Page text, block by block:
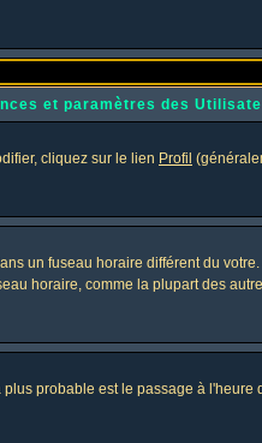
et paramètres des
cliquez sur le lien Profil
un fuseau horaire différent du
horaire, comme la plupart des
probable est le passage à